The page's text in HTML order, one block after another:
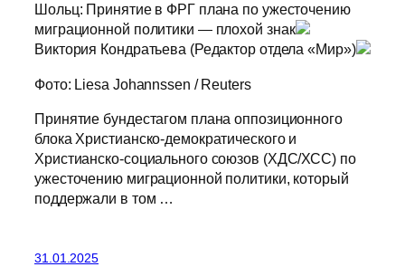
Шольц: Принятие в ФРГ плана по ужесточению
миграционной политики — плохой знак
Виктория Кондратьева (Редактор отдела «Мир»)
Фото: Liesa Johannssen / Reuters
Принятие бундестагом плана оппозиционного
блока Христианско-демократического и
Христианско-социального союзов (ХДС/ХСС) по
ужесточению миграционной политики, который
поддержали в том …
31.01.2025